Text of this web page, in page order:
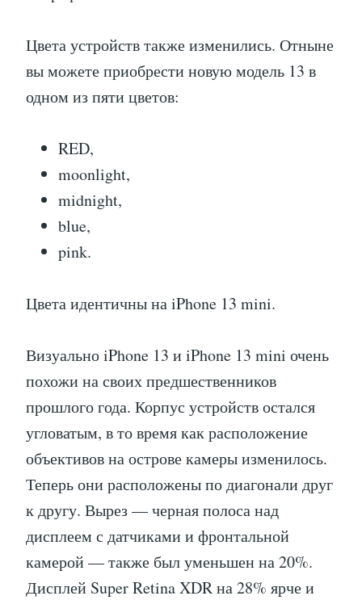
Цвета устройств также изменились. Отныне
вы можете приобрести новую модель 13 в
одном из пяти цветов:
RED,
moonlight,
midnight,
blue,
pink.
Цвета идентичны на iPhone 13 mini.
Визуально iPhone 13 и iPhone 13 mini очень
похожи на своих предшественников
прошлого года. Корпус устройств остался
угловатым, в то время как расположение
объективов на острове камеры изменилось.
Теперь они расположены по диагонали друг
к другу. Вырез — черная полоса над
дисплеем с датчиками и фронтальной
камерой — также был уменьшен на 20%.
Дисплей Super Retina XDR на 28% ярче и